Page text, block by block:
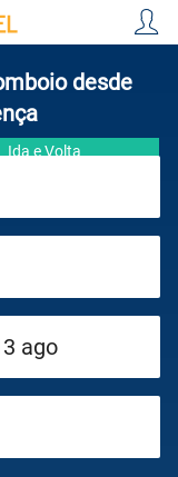
desde
Ida e Volta